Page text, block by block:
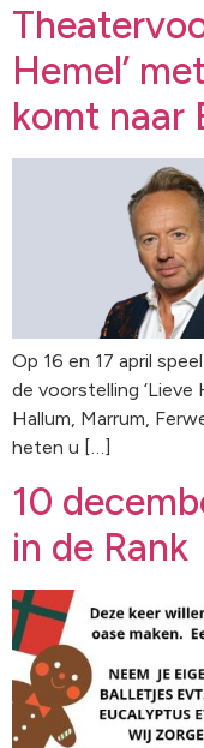
Hemel’
komt naar
Op 16 en 17 april
de voorstelling ‘Lieve
Hallum, Marrum,
heten u […]
10
in de Rank